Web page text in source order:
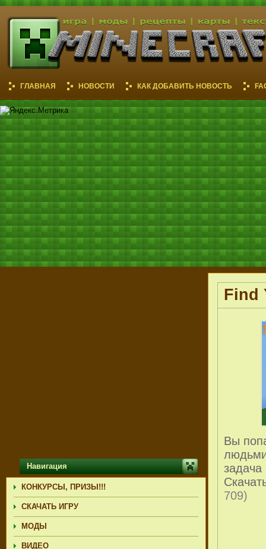
ГЛАВНАЯ НОВОСТИ КАК ДОБАВИТЬ НОВОСТЬ
Навигация
КОНКУРСЫ, ПРИЗЫ!!!
СКАЧАТЬ ИГРУ
МОДЫ
ВИДЕО
Find
Вы
задача
709)